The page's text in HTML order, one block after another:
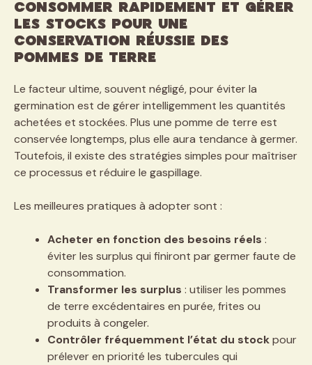
Consommer rapidement et gérer
les stocks pour une
conservation réussie des
pommes de terre
Le facteur ultime, souvent négligé, pour éviter la
germination est de gérer intelligemment les quantités
achetées et stockées. Plus une pomme de terre est
conservée longtemps, plus elle aura tendance à germer.
Toutefois, il existe des stratégies simples pour maîtriser
ce processus et réduire le gaspillage.
Les meilleures pratiques à adopter sont :
Acheter en fonction des besoins réels :
éviter les surplus qui finiront par germer faute de
consommation.
Transformer les surplus : utiliser les pommes
de terre excédentaires en purée, frites ou
produits à congeler.
Contrôler fréquemment l’état du stockpour
prélever en priorité les tubercules qui